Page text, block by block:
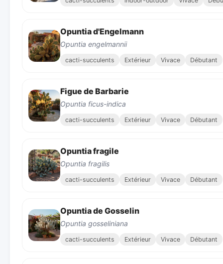
Opuntia d'Engelmann
Opuntia engelmannii
cacti-succulents Extérieur Vivace Débutant
Figue de Barbarie
Opuntia ficus-indica
cacti-succulents Extérieur Vivace Débutant
Opuntia fragile
Opuntia fragilis
cacti-succulents Extérieur Vivace Débutant
Opuntia de Gosselin
Opuntia gosseliniana
cacti-succulents Extérieur Vivace Débutant